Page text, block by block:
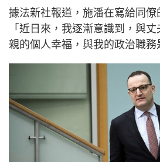
據法新社報道，施潘在寫給同僚
「近日來，我逐漸意識到，與
親的個人幸福，與我的政治職務